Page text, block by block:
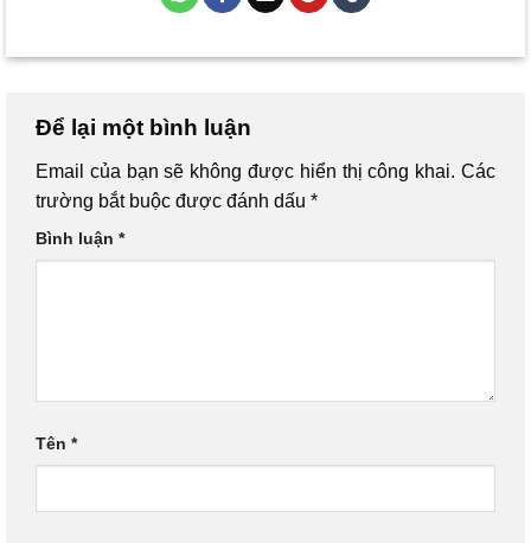
Để lại một bình luận
Email của bạn sẽ không được hiển thị công khai. Các
trường bắt buộc được đánh dấu *
Bình luận *
Tên *